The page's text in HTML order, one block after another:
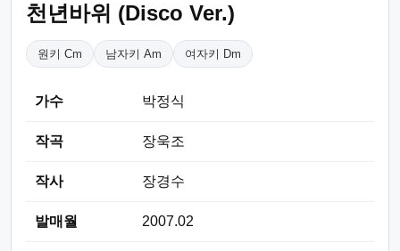
천년바위 (Disco Ver.)
원키 Cm 남자키 Am 여자키 Dm
가수 박정식
작곡 장욱조
작사 장경수
발매월 2007.02